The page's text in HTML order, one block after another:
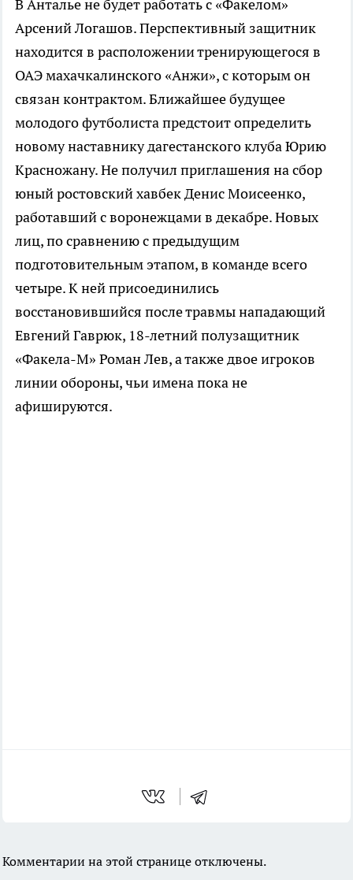
В Анталье не будет работать с «Факелом»
Арсений Логашов. Перспективный защитник
находится в расположении тренирующегося в
ОАЭ махачкалинского «Анжи», с которым он
связан контрактом. Ближайшее будущее
молодого футболиста предстоит определить
новому наставнику дагестанского клуба Юрию
Красножану. Не получил приглашения на сбор
юный ростовский хавбек Денис Моисеенко,
работавший с воронежцами в декабре. Новых
лиц, по сравнению с предыдущим
подготовительным этапом, в команде всего
четыре. К ней присоединились
восстановившийся после травмы нападающий
Евгений Гаврюк, 18-летний полузащитник
«Факела-М» Роман Лев, а также двое игроков
линии обороны, чьи имена пока не
афишируются.
Комментарии на этой странице отключены.